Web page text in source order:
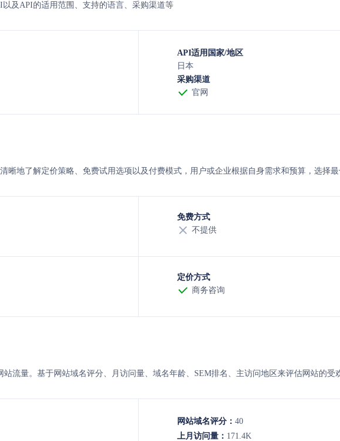
以及API的适用范围、支持的语言、采购渠道等
API适用国家/地区
日本
采购渠道
官网
清晰地了解定价策略、免费试用选项以及付费模式，用户或企业根据自身需求和预算，选择
免费方式
不提供
定价方式
商务咨询
站流量。基于网站域名评分、月访问量、域名年龄、SEM排名、主访问地区来评估网站的受
网站域名评分： 40
上月访问量： 171.4K